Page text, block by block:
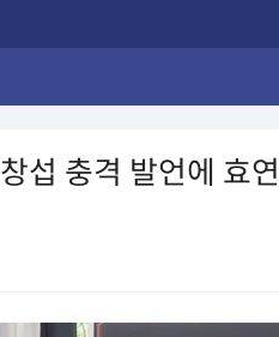
섭 충격 발언에 효